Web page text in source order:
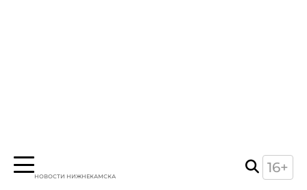
НОВОСТИ НИЖНЕКАМСКА
16+